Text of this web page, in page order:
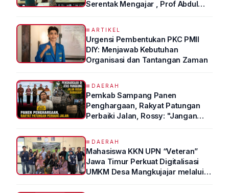
Serentak Mengajar , Prof Abdul
ARTIKEL
Urgensi Pembentukan PKC PMII
DIY: Menjawab Kebutuhan
Organisasi dan Tantangan Zaman
DAERAH
Pemkab Sampang Panen
Penghargaan, Rakyat Patungan
Perbaiki Jalan, Rossy: "Jangan
DAERAH
Mahasiswa KKN UPN “Veteran”
Jawa Timur Perkuat Digitalisasi
UMKM Desa Mangkujajar melalui